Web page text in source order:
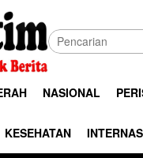
NASIONAL
KESEHATAN